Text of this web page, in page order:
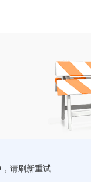
请刷新重试